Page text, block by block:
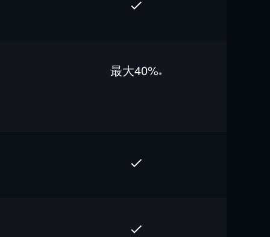
最⼤40%※